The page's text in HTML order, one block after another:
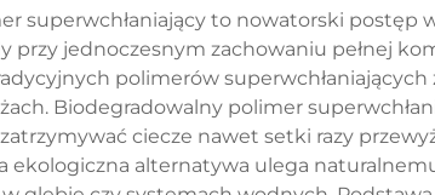
superwchłaniający to nowatorski postęp
przy jednoczesnym zachowaniu pełnej
polimerów
Biodegradowalny polimer
ciecze nawet setki razy
alternatywa ulega